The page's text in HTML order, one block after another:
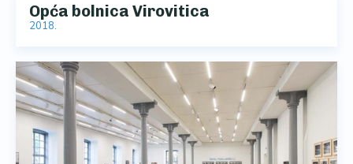
Opća bolnica Virovitica
2018.